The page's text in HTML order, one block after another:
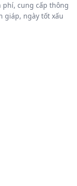
phí, cung cấp thông
giáp, ngày tốt xấu